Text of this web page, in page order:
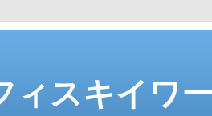
ィスキイワ